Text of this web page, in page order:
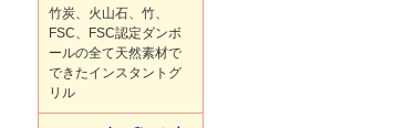
竹炭、火山石、竹、
FSC、FSC認定ダンボ
ールの全て天然素材で
できたインスタントグ
リル